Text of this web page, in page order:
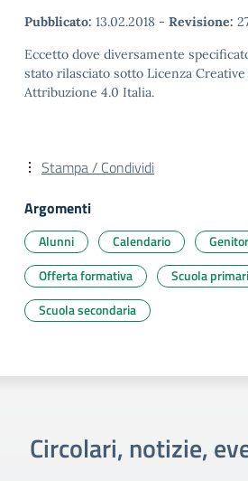
Pubblicato: 13.02.2018 - Revisione:
Eccetto dove diversamente
stato rilasciato sotto Licenza
Attribuzione 4.0 Italia.
Stampa / Condividi
Argomenti
Alunni Calendario
Offerta formativa
Scuola
Scuola secondaria
Circolari, notizie,